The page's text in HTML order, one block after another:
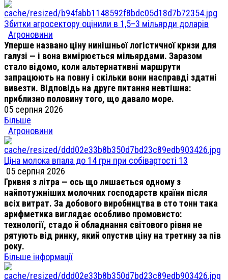
Збитки агросектору оцінили в 1,5–3 мільярди доларів
Агроновини
Уперше названо ціну нинішньої логістичної кризи для
галузі — і вона вимірюється мільярдами. Заразом
стало відомо, коли альтернативні маршрути
запрацюють на повну і скільки вони насправді здатні
вивезти. Відповідь на друге питання невтішна:
приблизно половину того, що давало море.
05 серпня 2026
Більше
Агроновини
Ціна молока впала до 14 грн при собівартості 13
05 серпня 2026
Гривня з літра — ось що лишається одному з
найпотужніших молочних господарств країни після
всіх витрат. За добового виробництва в сто тонн така
арифметика виглядає особливо промовисто:
технології, стадо й обладнання світового рівня не
рятують від ринку, який опустив ціну на третину за пів
року.
Більше інформації